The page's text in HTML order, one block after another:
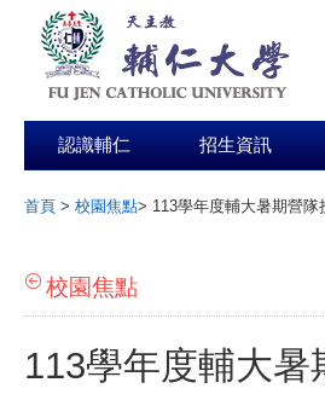
認識輔仁 招生資訊
首頁 > 校園焦點> 113學年度輔大暑期營
校園焦點
113學年度輔大